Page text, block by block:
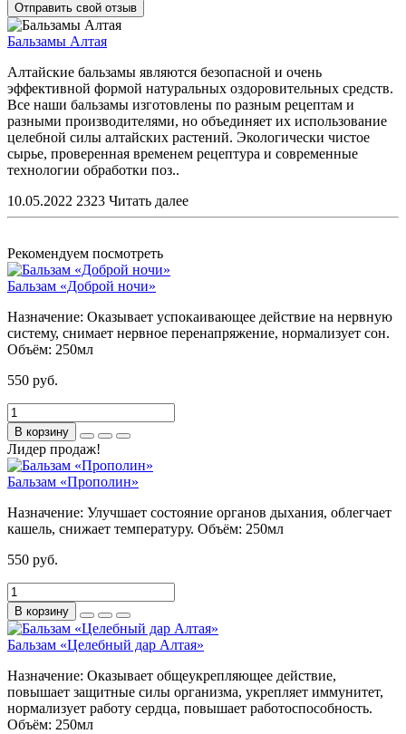
Отправить свой отзыв
Бальзамы Алтая
Алтайские бальзамы являются безопасной и очень
эффективной формой натуральных оздоровительных средств.
Все наши бальзамы изготовлены по разным рецептам и
разными производителями, но объединяет их использование
целебной силы алтайских растений. Экологически чистое
сырье, проверенная временем рецептура и современные
технологии обработки поз..
10.05.2022 2323 Читать далее
Рекомендуем посмотреть
Бальзам «Доброй ночи»
Назначение: Оказывает успокаивающее действие на нервную
систему, снимает нервное перенапряжение, нормализует сон.
Объём: 250мл
550 руб.
В корзину
Лидер продаж!
Бальзам «Прополин»
Назначение: Улучшает состояние органов дыхания, облегчает
кашель, снижает температуру. Объём: 250мл
550 руб.
В корзину
Бальзам «Целебный дар Алтая»
Назначение: Оказывает общеукрепляющее действие,
повышает защитные силы организма, укрепляет иммунитет,
нормализует работу сердца, повышает работоспособность.
Объём: 250мл